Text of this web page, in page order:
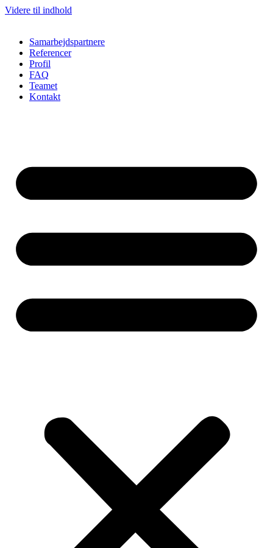
Videre til indhold
Samarbejdspartnere
Referencer
Profil
FAQ
Teamet
Kontakt